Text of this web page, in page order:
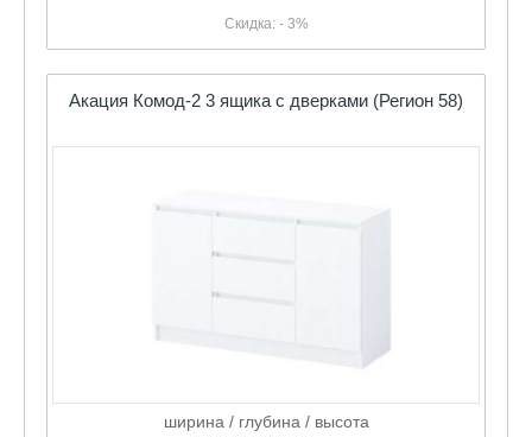
Скидка: - 3%
Акация Комод-2 3 ящика с дверками (Регион 58)
ширина / глубина / высота